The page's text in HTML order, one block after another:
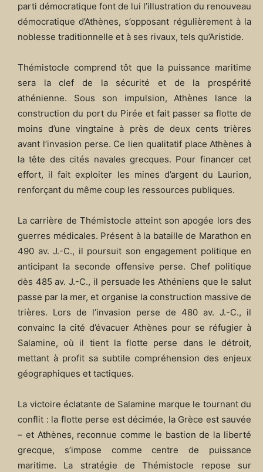
parti démocratique font de lui l’illustration du renouveau
démocratique d’Athènes, s’opposant régulièrement à la
noblesse traditionnelle et à ses rivaux, tels qu’Aristide.
Thémistocle comprend tôt que la puissance maritime
sera la clef de la sécurité et de la prospérité
athénienne. Sous son impulsion, Athènes lance la
construction du port du Pirée et fait passer sa flotte de
moins d’une vingtaine à près de deux cents trières
avant l’invasion perse. Ce lien qualitatif place Athènes à
la tête des cités navales grecques. Pour financer cet
effort, il fait exploiter les mines d’argent du Laurion,
renforçant du même coup les ressources publiques.
La carrière de Thémistocle atteint son apogée lors des
guerres médicales. Présent à la bataille de Marathon en
490 av. J.-C., il poursuit son engagement politique en
anticipant la seconde offensive perse. Chef politique
dès 485 av. J.-C., il persuade les Athéniens que le salut
passe par la mer, et organise la construction massive de
trières. Lors de l’invasion perse de 480 av. J.-C., il
convainc la cité d’évacuer Athènes pour se réfugier à
Salamine, où il tient la flotte perse dans le détroit,
mettant à profit sa subtile compréhension des enjeux
géographiques et tactiques.
La victoire éclatante de Salamine marque le tournant du
conflit : la flotte perse est décimée, la Grèce est sauvée
– et Athènes, reconnue comme le bastion de la liberté
grecque, s’impose comme centre de puissance
maritime. La stratégie de Thémistocle repose sur